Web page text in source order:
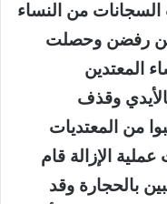
من النساء
رفضن وحصلت
المعتدين
وقذف
من المعتديات
عملية الإزالة قام
بالحجارة وقد